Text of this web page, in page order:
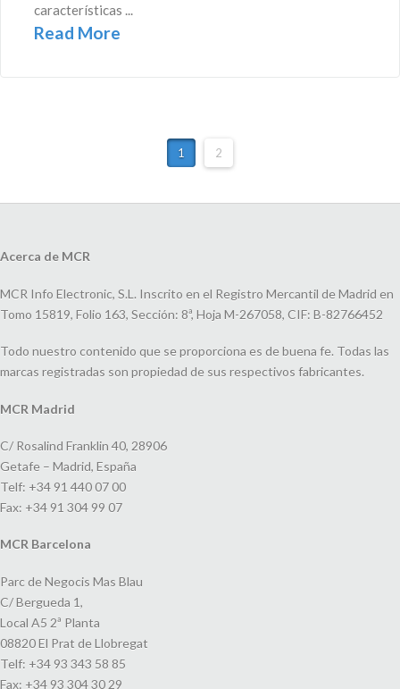
características ...
Read More
1 2
Acerca de MCR
MCR Info Electronic, S.L. Inscrito en el Registro Mercantil de Madrid en
Tomo 15819, Folio 163, Sección: 8ª, Hoja M-267058, CIF: B-82766452
Todo nuestro contenido que se proporciona es de buena fe. Todas las
marcas registradas son propiedad de sus respectivos fabricantes.
MCR Madrid
C/ Rosalind Franklin 40, 28906
Getafe – Madrid, España
Telf: +34 91 440 07 00
Fax: +34 91 304 99 07
MCR Barcelona
Parc de Negocis Mas Blau
C/ Bergueda 1,
Local A5 2ª Planta
08820 El Prat de Llobregat
Telf: +34 93 343 58 85
Fax: +34 93 304 30 29